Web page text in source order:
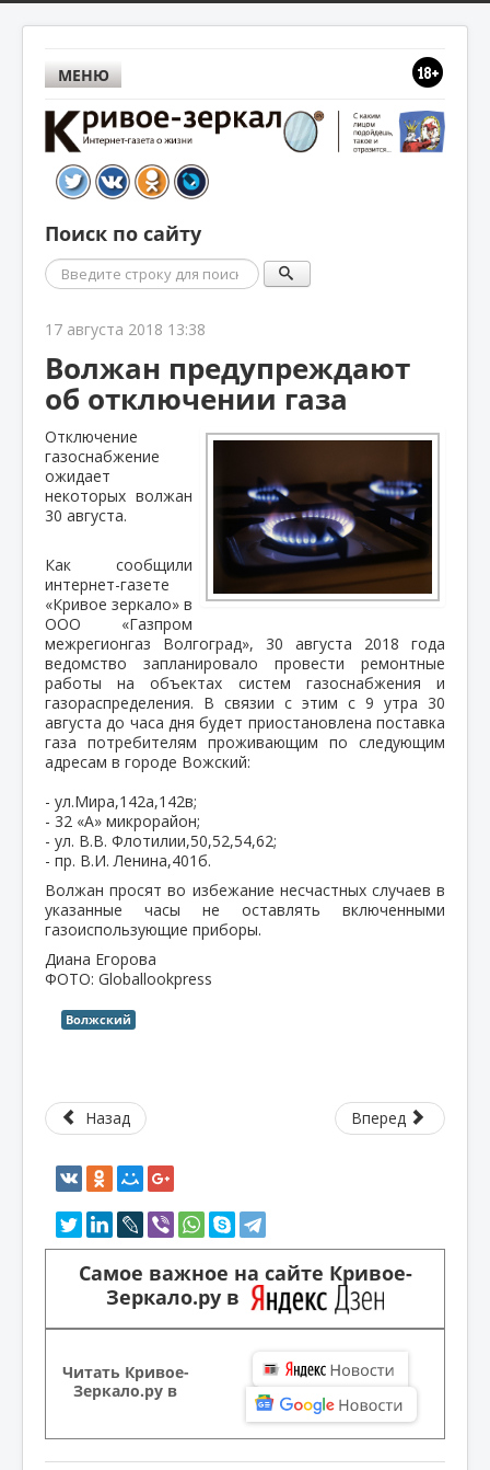
МЕНЮ
Поиск по сайту
Поиск
17 августа 2018 13:38
Волжан предупреждают
об отключении газа
Отключение
газоснабжение
ожидает
некоторых волжан
30 августа.
Как сообщили
интернет-газете
«Кривое зеркало» в
ООО «Газпром
межрегионгаз Волгоград», 30 августа 2018 года
ведомство запланировало провести ремонтные
работы на объектах систем газоснабжения и
газораспределения. В связии с этим с 9 утра 30
августа до часа дня будет приостановлена поставка
газа потребителям проживающим по следующим
адресам в городе Вожский:
- ул.Мира,142а,142в;
- 32 «А» микрорайон;
- ул. В.В. Флотилии,50,52,54,62;
- пр. В.И. Ленина,401б.
Волжан просят во избежание несчастных случаев в
указанные часы не оставлять включенными
газоиспользующие приборы.
Диана Егорова
ФОТО: Globallookpress
Волжский
Назад Вперед
Самое важное на сайте Кривое-
Зеркало.ру в
Читать Кривое-
Зеркало.ру в